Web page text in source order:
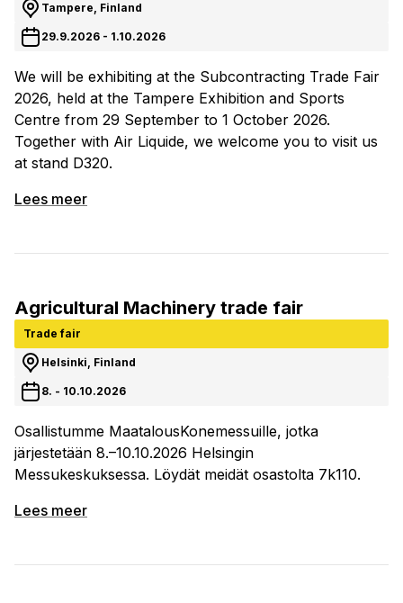
Tampere, Finland
29.9.2026 - 1.10.2026
We will be exhibiting at the Subcontracting Trade Fair
2026, held at the Tampere Exhibition and Sports
Centre from 29 September to 1 October 2026.
Together with Air Liquide, we welcome you to visit us
at stand D320.
Lees meer
Agricultural Machinery trade fair
Trade fair
Helsinki, Finland
8. - 10.10.2026
Osallistumme MaatalousKonemessuille, jotka
järjestetään 8.–10.10.2026 Helsingin
Messukeskuksessa. Löydät meidät osastolta 7k110.
Lees meer